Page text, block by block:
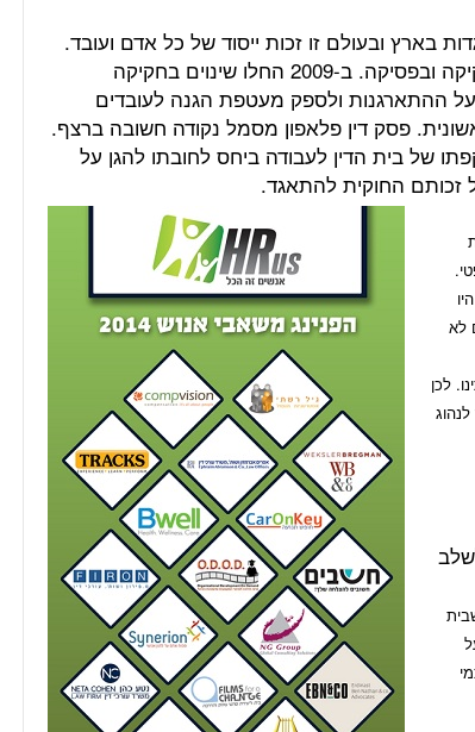
בארץ ובעולם זו זכות ייסוד של כל אדם ועובד.
בישראל זכות זו תמיד הייתה קיימת בחקיקה ובפסיקה. ב-2009 החלו שינוים בחקיקה
ההתארגנות ולספק מעטפת הגנה לעובדים
פסק דין פלאפון מסמל נקודה חשובה ברצף.
של בית הדין לעבודה ביחס לחובתו להגן על
זכותם החוקית להתאגד.
לא
לכן